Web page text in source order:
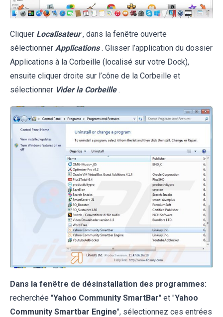
Cliquer Localisateur , dans la fenêtre ouverte
sélectionner Applications . Glisser l’application du dossier
Applications à la Corbeille (localisé sur votre Dock),
ensuite cliquer droite sur l’cône de la Corbeille et
sélectionner Vider la Corbeille .
Dans la fenêtre de désinstallation des programmes:
recherchée "Yahoo Community SmartBar" et "Yahoo
Community Smartbar Engine", sélectionnez ces entrées